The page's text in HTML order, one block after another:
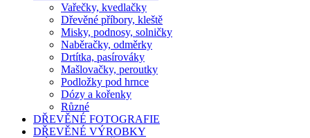
Vařečky, kvedlačky
Dřevěné příbory, kleště
Misky, podnosy, solničky
Naběračky, odměrky
Drtítka, pasírováky
Mašlovačky, peroutky
Podložky pod hrnce
Dózy a kořenky
Různé
DŘEVĚNÉ FOTOGRAFIE
DŘEVĚNÉ VÝROBKY